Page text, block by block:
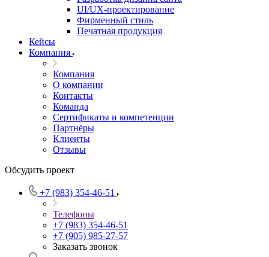
UI/UX-проектирование
Фирменный стиль
Печатная продукция
Кейсы
Компания
Компания
О компании
Контакты
Команда
Сертификаты и компетенции
Партнёры
Клиенты
Отзывы
Обсудить проект
+7 (983) 354-46-51
Телефоны
+7 (983) 354-46-51
+7 (905) 985-27-57
Заказать звонок